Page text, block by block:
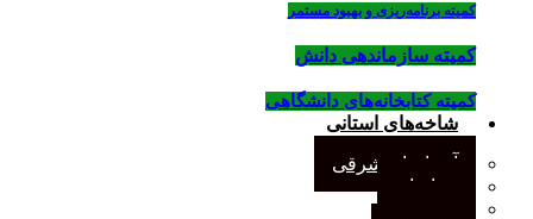
کمیته برنامه‌ریزی و بهبود مستمر
کمیته سازماندهی دانش
کمیته کتابخانه‌های دانشگاهی
شاخه‌های استانی
آذربایجان شرقی
خراسان